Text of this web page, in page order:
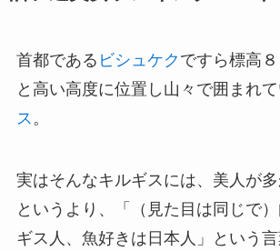
首都である ビシュケク ですら標高
と高い高度に位置し山々で囲まれ
ス。
実はそんなキルギスには、美人が多
というより、「（見た目は同じで
ギス人、魚好きは日本人」という